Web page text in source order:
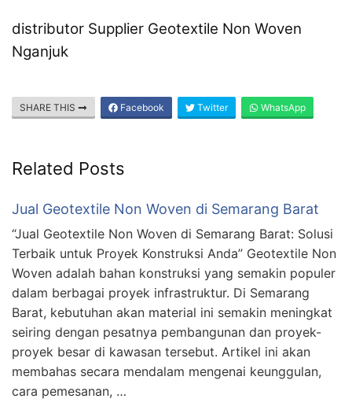
distributor Supplier Geotextile Non Woven
Nganjuk
SHARE THIS Facebook Twitter WhatsApp
Related Posts
Jual Geotextile Non Woven di Semarang Barat
“Jual Geotextile Non Woven di Semarang Barat: Solusi
Terbaik untuk Proyek Konstruksi Anda” Geotextile Non
Woven adalah bahan konstruksi yang semakin populer
dalam berbagai proyek infrastruktur. Di Semarang
Barat, kebutuhan akan material ini semakin meningkat
seiring dengan pesatnya pembangunan dan proyek-
proyek besar di kawasan tersebut. Artikel ini akan
membahas secara mendalam mengenai keunggulan,
cara pemesanan, …